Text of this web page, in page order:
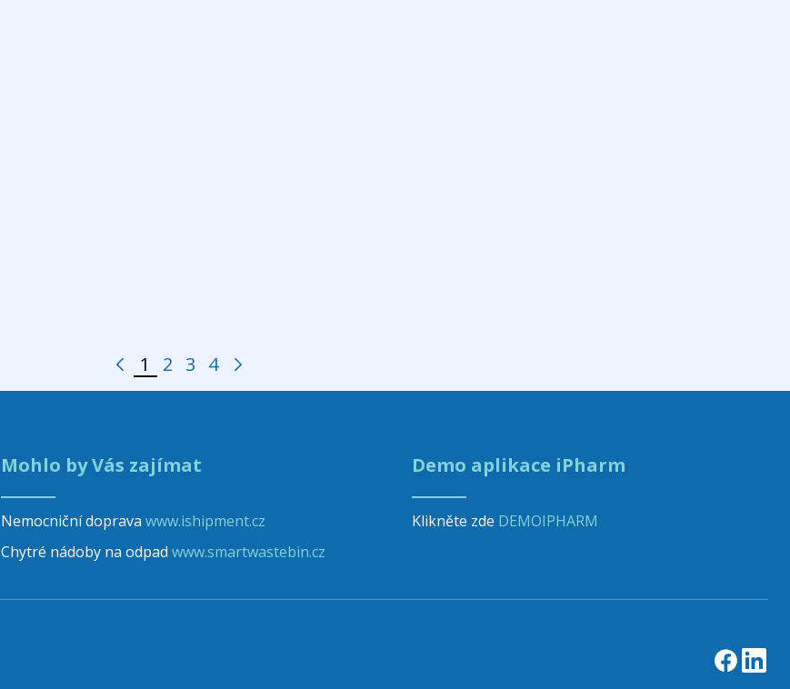
Předchozí stránka
Stránka
1 Stránka
2 Stránka
3 Stránka
4 Další stránka
Mohlo by Vás zajímat
Nemocniční doprava www.ishipment.cz
Chytré nádoby na odpad www.smartwastebin.cz
Demo aplikace iPharm
Klikněte zde DEMOIPHARM